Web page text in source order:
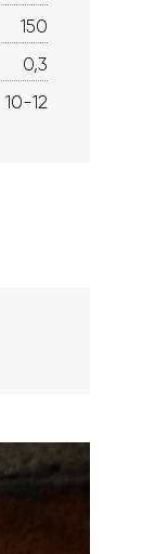
150
0,3
10-12